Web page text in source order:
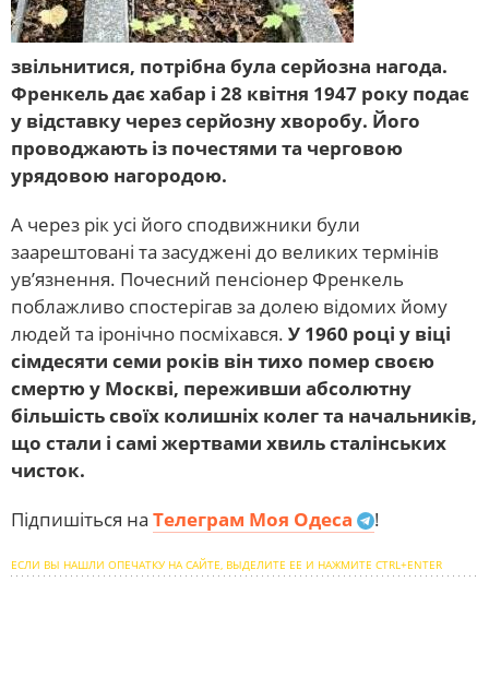
звільнитися, потрібна була серйозна нагода.
Френкель дає хабар і 28 квітня 1947 року подає
у відставку через серйозну хворобу. Його
проводжають із почестями та черговою
урядовою нагородою.
А через рік усі його сподвижники були
заарештовані та засуджені до великих термінів
ув’язнення. Почесний пенсіонер Френкель
поблажливо спостерігав за долею відомих йому
людей та іронічно посміхався. У 1960 році у віці
сімдесяти семи років він тихо помер своєю
смертю у Москві, переживши абсолютну
більшість своїх колишніх колег та начальників,
що стали і самі жертвами хвиль сталінських
чисток.
Підпишіться на Телеграм Моя Одеса !
ЕСЛИ ВЫ НАШЛИ ОПЕЧАТКУ НА САЙТЕ, ВЫДЕЛИТЕ ЕЕ И НАЖМИТЕ CTRL+ENTER